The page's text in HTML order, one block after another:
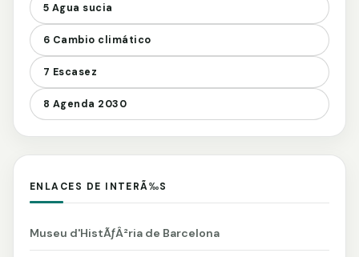
5 Agua sucia
6 Cambio climático
7 Escasez
8 Agenda 2030
ENLACES DE INTERÃ‰S
Museu d'HistÃƒÂ²ria de Barcelona